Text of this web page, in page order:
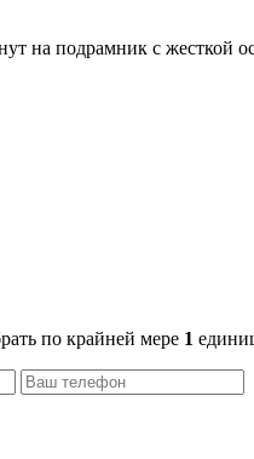
на подрамник с жесткой
по крайней мере 1